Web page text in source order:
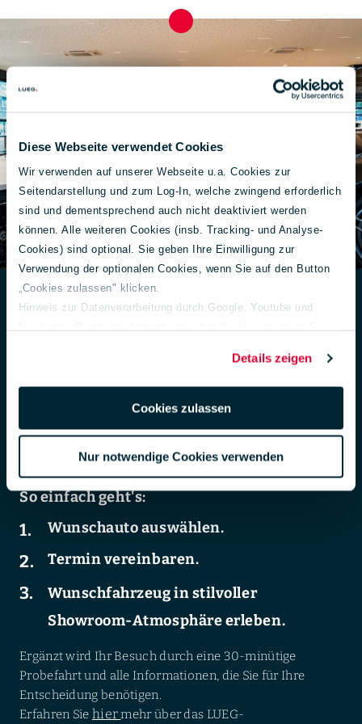
Diese Webseite verwendet Cookies
Wir verwenden auf unserer Webseite u.a. Cookies zur
Seitendarstellung und zum Log-In, welche zwingend erforderlich
sind und dementsprechend auch nicht deaktiviert werden
können. Alle weiteren Cookies (insb. Tracking- und Analyse-
Cookies) sind optional. Sie geben Ihre Einwilligung zur
Verwendung der optionalen Cookies, wenn Sie auf den Button
„Cookies zulassen" klicken.
Hinweis zur Datenverarbeitung durch Google, Youtube und
DSGVO zur Übermittlung in die USA zu. Hierbei besteht das
Risiko, dass Ihre Daten u. U. von US-Behörden zu Kontroll- und
Überwachungs-zwecken verarbeitet werden.
Details zeigen
Cookies zulassen
Nur notwendige Cookies verwenden
der LUEG-Gebrauchtwagenkauf.
Der Weg zu Ihrem exklusiven LUEG-
Gebrauchtwagenerlebnis beginnt online. Finden Sie Ihr
Wunschauto auf unserer Website und sichern Sie sich
einen Termin für eine Fahrzeugpräsentation – wenn Sie
So einfach geht's:
Wunschauto auswählen.
Termin vereinbaren.
Wunschfahrzeug in stilvoller
Showroom-Atmosphäre erleben.
Ergänzt wird Ihr Besuch durch eine 30-minütige
Probefahrt und alle Informationen, die Sie für Ihre
Entscheidung benötigen.
Erfahren Sie hiermehr über das LUEG-